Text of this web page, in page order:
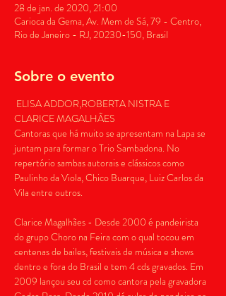
28 de jan. de 2020, 21:00
Carioca da Gema, Av. Mem de Sá, 79 - Centro,
Rio de Janeiro - RJ, 20230-150, Brasil
Sobre o evento
ELISA ADDOR,ROBERTA NISTRA E
CLARICE MAGALHÃES
Cantoras que há muito se apresentam na Lapa se
juntam para formar o Trio Sambadona. No
repertório sambas autorais e clássicos como
Paulinho da Viola, Chico Buarque, Luiz Carlos da
Clarice Magalhães - Desde 2000 é pandeirista
do grupo Choro na Feira com o qual tocou em
centenas de bailes, festivais de música e shows
dentro e fora do Brasil e tem 4 cds gravados. Em
2009 lançou seu cd como cantora pela gravadora